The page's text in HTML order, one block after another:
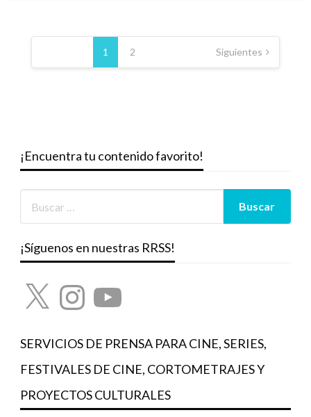
Paginación
entradas
1 2 Siguientes
¡Encuentra tu contenido favorito!
¡Síguenos en nuestras RRSS!
X InstagramYouTube
SERVICIOS DE PRENSA PARA CINE, SERIES,
FESTIVALES DE CINE, CORTOMETRAJES Y
PROYECTOS CULTURALES